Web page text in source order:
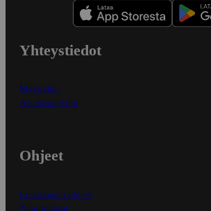
Yhteystiedot
Myymälät
Asiakaspalvelu
Ohjeet
Ensitilaajan ohjeet
Näin maksat